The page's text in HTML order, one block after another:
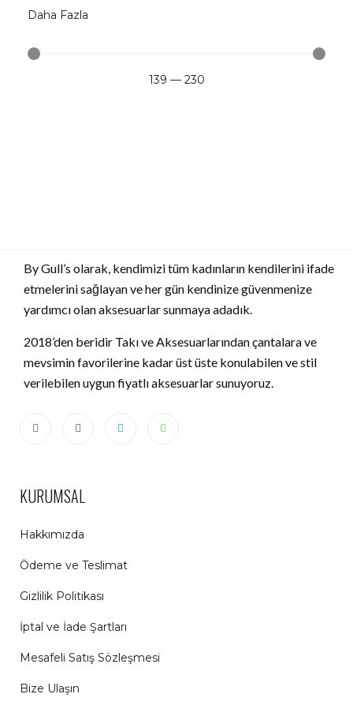
Daha Fazla
139 — 230
By Gull’s olarak, kendimizi tüm kadınların kendilerini ifade
etmelerini sağlayan ve her gün kendinize güvenmenize
yardımcı olan aksesuarlar sunmaya adadık.
2018’den beridir Takı ve Aksesuarlarından çantalara ve
mevsimin favorilerine kadar üst üste konulabilen ve stil
verilebilen uygun fiyatlı aksesuarlar sunuyoruz.
KURUMSAL
Hakkımızda
Ödeme ve Teslimat
Gizlilik Politikası
İptal ve İade Şartları
Mesafeli Satış Sözleşmesi
Bize Ulaşın